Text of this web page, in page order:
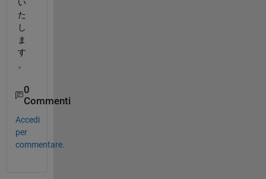
い
た
し
ま
す
。
0
Commenti
Accedi
per
commentare.